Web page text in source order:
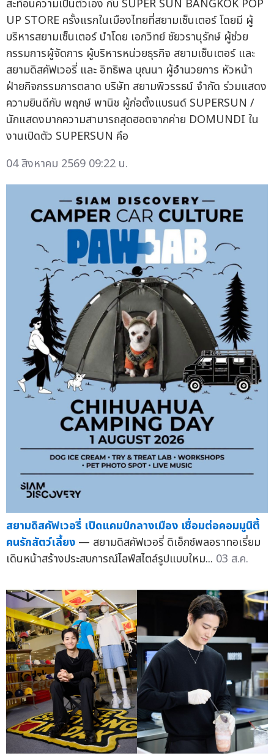
สะท้อนความเป็นตัวเอง กับ SUPER SUN BANGKOK POP
UP STORE ครั้งแรกในเมืองไทยที่สยามเซ็นเตอร์ โดยมี ผู้
บริหารสยามเซ็นเตอร์ นำโดย เอกวิทย์ ชัยวรานุรักษ์ ผู้ช่วย
กรรมการผู้จัดการ ผู้บริหารหน่วยธุรกิจ สยามเซ็นเตอร์ และ
สยามดิสคัฟเวอรี่ และ อิทธิพล บุณนา ผู้อำนวยการ หัวหน้า
ฝ่ายกิจกรรมการตลาด บริษัท สยามพิวรรธน์ จำกัด ร่วมแสดง
ความยินดีกับ พฤกษ์ พานิช ผู้ก่อตั้งแบรนด์ SUPERSUN /
นักแสดงมากความสามารถสุดฮอตจากค่าย DOMUNDI ใน
งานเปิดตัว SUPERSUN คือ
04 สิงหาคม 2569 09:22 น.
สยามดิสคัฟเวอรี่ เปิดแคมป์กลางเมือง เชื่อมต่อคอมมูนิตี้
คนรักสัตว์เลี้ยง — สยามดิสคัฟเวอรี่ ดิเอ็กซ์พลอราทอเรี่ยม
เดินหน้าสร้างประสบการณ์ไลฟ์สไตล์รูปแบบใหม... 03 ส.ค.